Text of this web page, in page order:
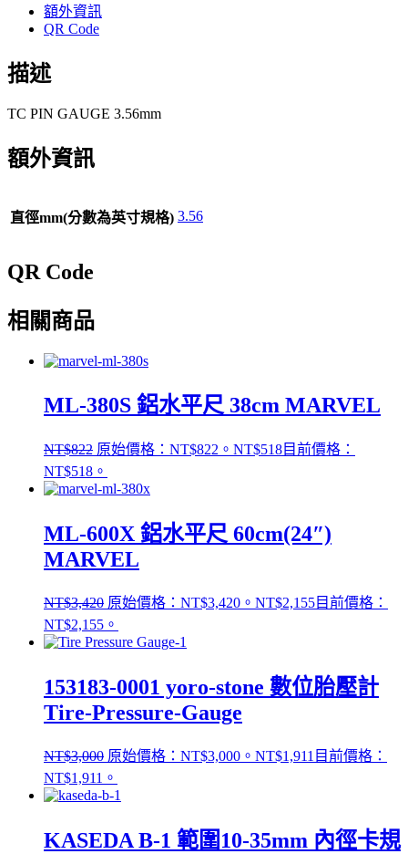
額外資訊
QR Code
描述
TC PIN GAUGE 3.56mm
額外資訊
直徑mm(分數為英寸規格) 3.56
QR Code
相關商品
ML-380S 鋁水平尺 38cm MARVEL
NT$822 原始價格：NT$822。 NT$518目前價格：
NT$518。
ML-600X 鋁水平尺 60cm(24″)
MARVEL
NT$3,420 原始價格：NT$3,420。 NT$2,155目前價格：
NT$2,155。
153183-0001 yoro-stone 數位胎壓計
Tire-Pressure-Gauge
NT$3,000 原始價格：NT$3,000。 NT$1,911 目前價格：
NT$1,911。
KASEDA B-1 範圍10-35mm 內徑卡規